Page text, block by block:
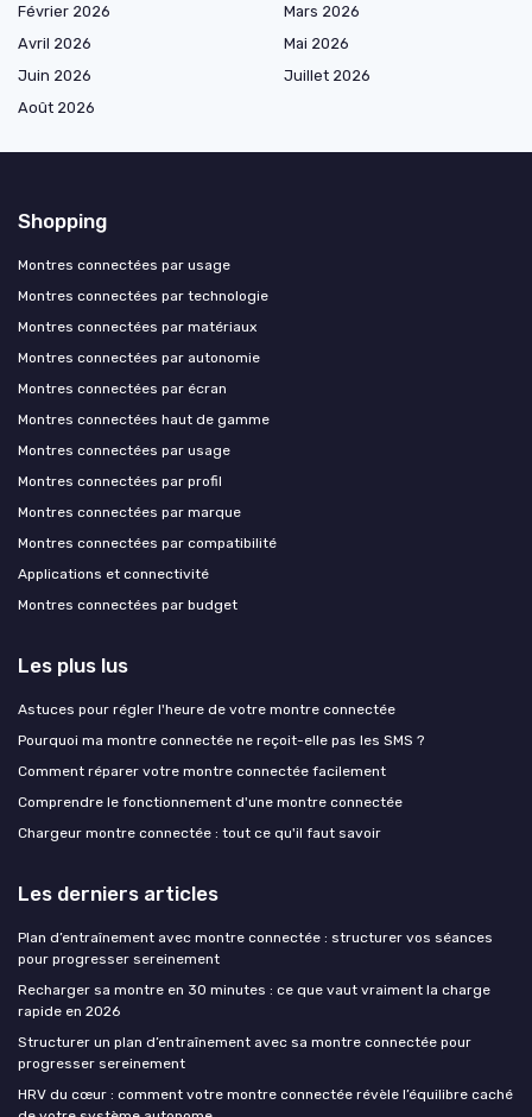
Février 2026
Mars 2026
Avril 2026
Mai 2026
Juin 2026
Juillet 2026
Août 2026
Shopping
Montres connectées par usage
Montres connectées par technologie
Montres connectées par matériaux
Montres connectées par autonomie
Montres connectées par écran
Montres connectées haut de gamme
Montres connectées par usage
Montres connectées par profil
Montres connectées par marque
Montres connectées par compatibilité
Applications et connectivité
Montres connectées par budget
Les plus lus
Astuces pour régler l'heure de votre montre connectée
Pourquoi ma montre connectée ne reçoit-elle pas les SMS ?
Comment réparer votre montre connectée facilement
Comprendre le fonctionnement d'une montre connectée
Chargeur montre connectée : tout ce qu'il faut savoir
Les derniers articles
Plan d’entraînement avec montre connectée : structurer vos séances
pour progresser sereinement
Recharger sa montre en 30 minutes : ce que vaut vraiment la charge
rapide en 2026
Structurer un plan d’entraînement avec sa montre connectée pour
progresser sereinement
HRV du cœur : comment votre montre connectée révèle l’équilibre caché